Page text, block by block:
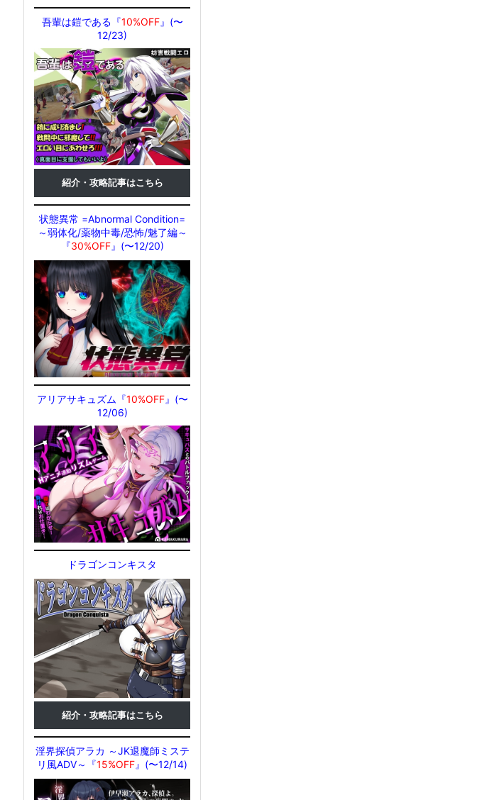
吾輩は鎧である『10%OFF』(〜
12/23)
紹介・攻略記事はこちら
状態異常 =Abnormal Condition=
～弱体化/薬物中毒/恐怖/魅了編～
『30%OFF』(〜12/20)
アリアサキュズム『10%OFF』(〜
12/06)
ドラゴンコンキスタ
紹介・攻略記事はこちら
淫界探偵アラカ ～JK退魔師ミステ
リ風ADV～『15%OFF』(〜12/14)